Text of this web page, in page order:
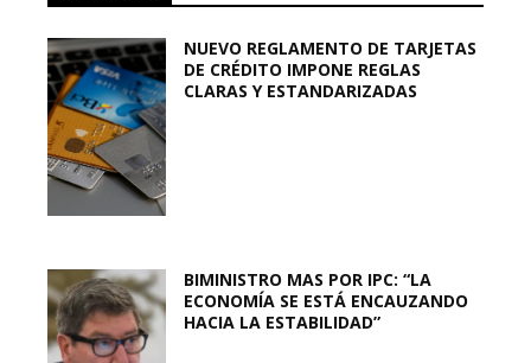
NUEVO REGLAMENTO DE TARJETAS
DE CRÉDITO IMPONE REGLAS
CLARAS Y ESTANDARIZADAS
BIMINISTRO MAS POR IPC: “LA
ECONOMÍA SE ESTÁ ENCAUZANDO
HACIA LA ESTABILIDAD”